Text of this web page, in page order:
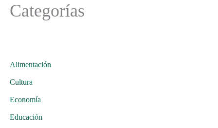
Categorías
Alimentación
Cultura
Economía
Educación